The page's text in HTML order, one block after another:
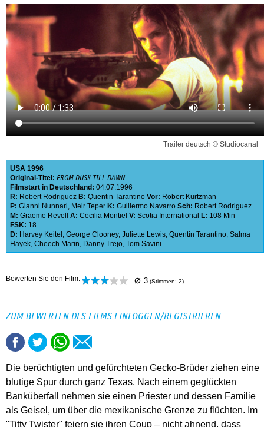
Trailer deutsch © Studiocanal
USA 1996
Original-Titel: FROM DUSK TILL DAWN
Filmstart in Deutschland: 04.07.1996
R: Robert Rodriguez B: Quentin Tarantino Vor: Robert Kurtzman
P: Gianni Nunnari Meir Teper K: Guillermo Navarro Sch: Robert Rodriguez
M: Graeme Revell A: Cecilia Montiel V: Scotia International L: 108 Min
FSK: 18
D: Harvey Keitel George Clooney, Juliette Lewis Quentin Tarantino Salma
Hayek Cheech Marin Danny Trejo Tom Savini
Bewerten Sie den Film: ⌀ 3 (Stimmen: 2)
ZUM BEWERTEN DES FILMS EINLOGGEN/REGISTRIEREN
Die berüchtigten und gefürchteten Gecko-Brüder ziehen eine
blutige Spur durch ganz Texas. Nach einem geglückten
Banküberfall nehmen sie einen Priester und dessen Familie
als Geisel, um über die mexikanische Grenze zu flüchten. Im
"Titty Twister" feiern sie ihren Coup – nicht ahnend, dass